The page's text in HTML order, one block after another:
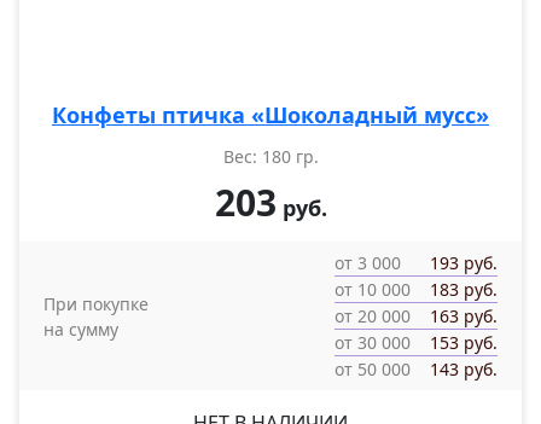
Конфеты птичка «Шоколадный мусс»
Вес: 180 гр.
203 руб.
При покупке
на сумму
от 3 000
193 руб.
от 10 000
183 руб.
от 20 000
163 руб.
от 30 000
153 руб.
от 50 000
143 руб.